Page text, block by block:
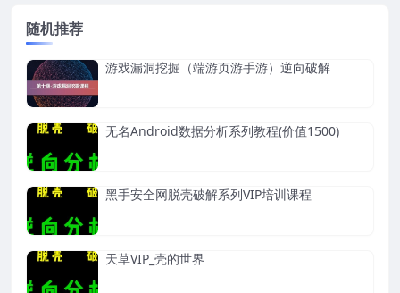
随机推荐
游戏漏洞挖掘（端游页游手游）逆向破解
无名Android数据分析系列教程(价值1500)
黑手安全网脱壳破解系列VIP培训课程
天草VIP_壳的世界